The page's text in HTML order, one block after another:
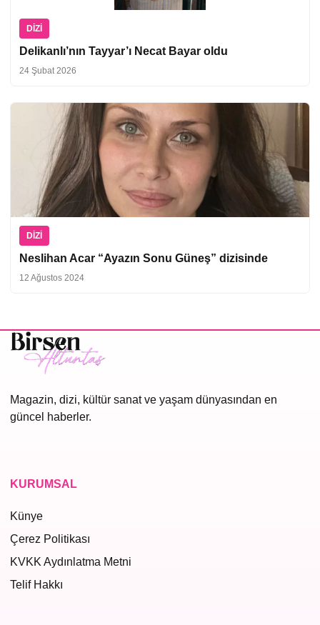
DIZI
Delikanlı’nın Tayyar’ı Necat Bayar oldu
24 Şubat 2026
DIZI
Neslihan Acar “Ayazın Sonu Güneş” dizisinde
12 Ağustos 2024
Magazin, dizi, kültür sanat ve yaşam dünyasından en
güncel haberler.
KURUMSAL
Künye
Çerez Politikası
KVKK Aydınlatma Metni
Telif Hakkı